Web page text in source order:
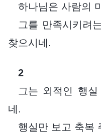
하나님은 사람의
그를 만족시키려
찾으시네.
2
그는 외적인 행
네.
행실만 보고 축복